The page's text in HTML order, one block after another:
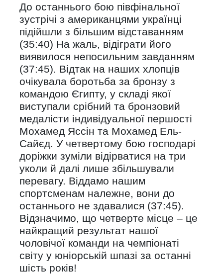
До останнього бою півфінальної
зустрічі з американцями українці
підійшли з більшим відставанням
(35:40) На жаль, відіграти його
виявилося непосильним завданням
(37:45). Відтак на наших хлопців
очікувала боротьба за бронзу з
командою Єгипту, у складі якої
виступали срібний та бронзовий
медалісти індивідуальної першості
Мохамед Яссін та Мохамед Ель-
Сайєд. У четвертому бою господарі
доріжки зуміли відірватися на три
уколи й далі лише збільшували
перевагу. Віддамо нашим
спортсменам належне, вони до
останнього не здавалися (37:45).
Відзначимо, що четверте місце – це
найкращий результат нашої
чоловічої команди на чемпіонаті
світу у юніорській шпазі за останні
шість років!